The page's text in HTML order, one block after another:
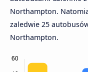
Northampton.
zaledwie 25
Northampton.